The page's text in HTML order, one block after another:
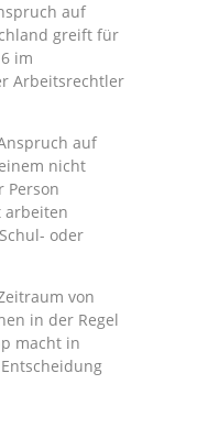
auf
greift für
im
Arbeitsrechtler
auf
nicht
Person
arbeiten
oder
von
in der Regel
macht in